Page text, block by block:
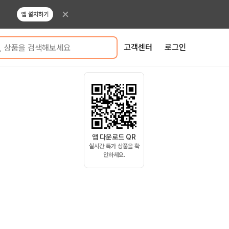
앱 설치하기
상품을 검색해보세요 고객센터 로그인
앱 다운로드 QR
실시간 특가 상품을 확
인하세요.